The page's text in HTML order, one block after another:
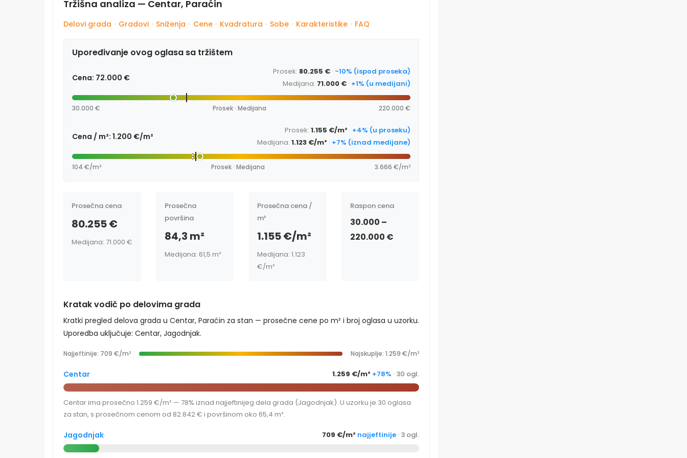
Tržišna analiza — Centar, Paraćin
Delovi grada · Gradovi · Sniženja · Cene · Kvadratura · Sobe · Karakteristike · FAQ
Upoređivanje ovog oglasa sa tržištem
Cena: 72.000 €
Prosek: 80.255 € · -10% (ispod proseka)
Medijana: 71.000 € · +1% (u medijani)
30.000 € Prosek · Medijana 220.000 €
Cena / m²: 1.200 €/m²
Prosek: 1.155 €/m² · +4% (u proseku)
Medijana: 1.123 €/m² · +7% (iznad medijane)
104 €/m² Prosek · Medijana 3.666 €/m²
Prosečna cena
80.255 €
Medijana: 71.000 €
Prosečna
površina
84,3 m²
Medijana: 61,5 m²
Prosečna cena /
m²
1.155 €/m²
Medijana: 1.123
€/m²
Raspon cena
30.000 –
220.000 €
Kratak vodič po delovima grada
Kratki pregled delova grada u Centar, Paraćin za stan — prosečne cene po m² i broj oglasa u uzorku.
Uporedba uključuje: Centar, Jagodnjak.
Najjeftinije: 709 €/m² Najskuplje: 1.259 €/m²
Centar 1.259 €/m² +78% · 30 ogl.
Centar ima prosečno 1.259 €/m² — 78% iznad najjeftinijeg dela grada (Jagodnjak). U uzorku je 30 oglasa
za stan, s prosečnom cenom od 82.842 € i površinom oko 65,4 m².
Jagodnjak 709 €/m² najjeftinije · 3 ogl.